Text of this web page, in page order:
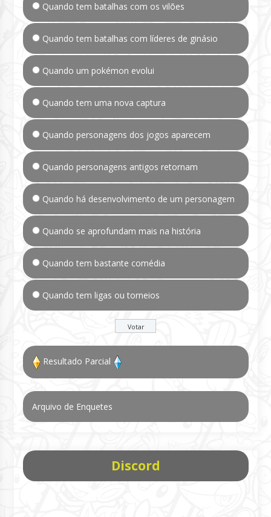
Quando tem batalhas com os vilões
Quando tem batalhas com líderes de ginásio
Quando um pokémon evolui
Quando tem uma nova captura
Quando personagens dos jogos aparecem
Quando personagens antigos retornam
Quando há desenvolvimento de um personagem
Quando se aprofundam mais na história
Quando tem bastante comédia
Quando tem ligas ou torneios
Resultado Parcial
Arquivo de Enquetes
Discord